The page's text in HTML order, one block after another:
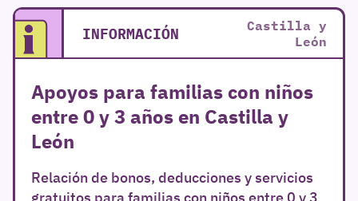
INFORMACIÓN
Castilla y
León
Apoyos para familias con niños
entre 0 y 3 años en Castilla y
León
Relación de bonos, deducciones y servicios
gratuitos para familias con niños entre 0 y 3